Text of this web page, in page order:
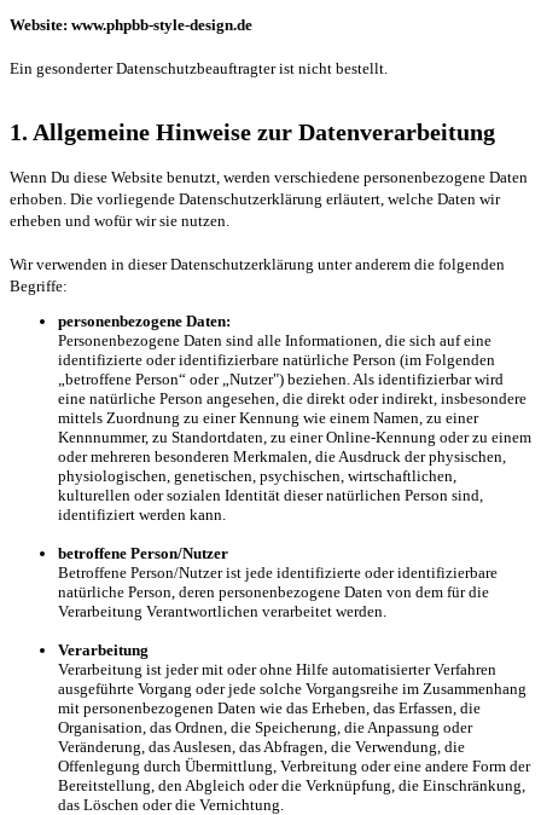
Website: www.phpbb-style-design.de
Ein gesonderter Datenschutzbeauftragter ist nicht bestellt.
1. Allgemeine Hinweise zur Datenverarbeitung
Wenn Du diese Website benutzt, werden verschiedene personenbezogene Daten
erhoben. Die vorliegende Datenschutzerklärung erläutert, welche Daten wir
erheben und wofür wir sie nutzen.
Wir verwenden in dieser Datenschutzerklärung unter anderem die folgenden
Begriffe:
personenbezogene Daten:
Personenbezogene Daten sind alle Informationen, die sich auf eine
identifizierte oder identifizierbare natürliche Person (im Folgenden
„betroffene Person“ oder „Nutzer") beziehen. Als identifizierbar wird
eine natürliche Person angesehen, die direkt oder indirekt, insbesondere
mittels Zuordnung zu einer Kennung wie einem Namen, zu einer
Kennnummer, zu Standortdaten, zu einer Online-Kennung oder zu einem
oder mehreren besonderen Merkmalen, die Ausdruck der physischen,
physiologischen, genetischen, psychischen, wirtschaftlichen,
kulturellen oder sozialen Identität dieser natürlichen Person sind,
identifiziert werden kann.
betroffene Person/Nutzer
Betroffene Person/Nutzer ist jede identifizierte oder identifizierbare
natürliche Person, deren personenbezogene Daten von dem für die
Verarbeitung Verantwortlichen verarbeitet werden.
Verarbeitung
Verarbeitung ist jeder mit oder ohne Hilfe automatisierter Verfahren
ausgeführte Vorgang oder jede solche Vorgangsreihe im Zusammenhang
mit personenbezogenen Daten wie das Erheben, das Erfassen, die
Organisation, das Ordnen, die Speicherung, die Anpassung oder
Veränderung, das Auslesen, das Abfragen, die Verwendung, die
Offenlegung durch Übermittlung, Verbreitung oder eine andere Form der
Bereitstellung, den Abgleich oder die Verknüpfung, die Einschränkung,
das Löschen oder die Vernichtung.